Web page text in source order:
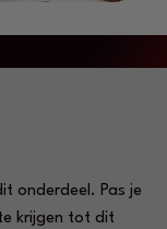
onderdeel. Pas je
krijgen tot dit